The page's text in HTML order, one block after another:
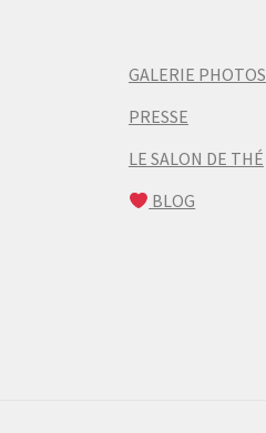
GALERIE PHOTOS
PRESSE
LE SALON DE THÉ
BLOG